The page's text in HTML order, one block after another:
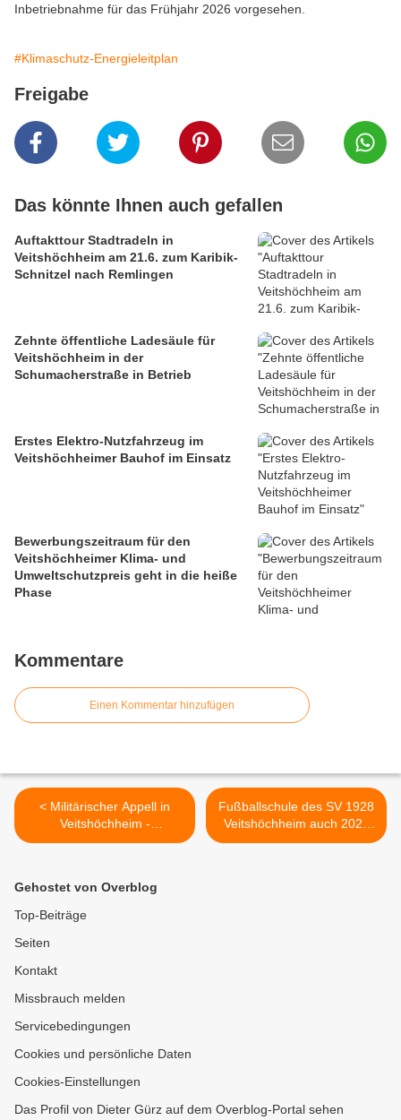
Inbetriebnahme für das Frühjahr 2026 vorgesehen.
#Klimaschutz-Energieleitplan
Freigabe
Das könnte Ihnen auch gefallen
Auftakttour Stadtradeln in
Veitshöchheim am 21.6. zum Karibik-
Schnitzel nach Remlingen
Zehnte öffentliche Ladesäule für
Veitshöchheim in der
Schumacherstraße in Betrieb
Erstes Elektro-Nutzfahrzeug im
Veitshöchheimer Bauhof im Einsatz
Bewerbungszeitraum für den
Veitshöchheimer Klima- und
Umweltschutzpreis geht in die heiße
Phase
Kommentare
Einen Kommentar hinzufügen
< Militärischer Appell in
Veitshöchheim -
Panzerbrigade 45 „Litauen“
Fußballschule des SV 1928
Veitshöchheim auch 2026
wieder am Start >
Gehostet von Overblog
Top-Beiträge
Seiten
Kontakt
Missbrauch melden
Servicebedingungen
Cookies und persönliche Daten
Cookies-Einstellungen
Das Profil von Dieter Gürz auf dem Overblog-Portal sehen